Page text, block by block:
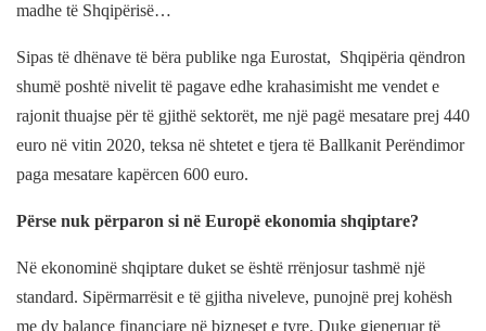
madhe të Shqipërisë…
Sipas të dhënave të bëra publike nga Eurostat, Shqipëria qëndron
shumë poshtë nivelit të pagave edhe krahasimisht me vendet e
rajonit thuajse për të gjithë sektorët, me një pagë mesatare prej 440
euro në vitin 2020, teksa në shtetet e tjera të Ballkanit Perëndimor
paga mesatare kapërcen 600 euro.
Përse nuk përparon si në Europë ekonomia shqiptare?
Në ekonominë shqiptare duket se është rrënjosur tashmë një
standard. Sipërmarrësit e të gjitha niveleve, punojnë prej kohësh
me dy balance financiare në bizneset e tyre. Duke gjeneruar të